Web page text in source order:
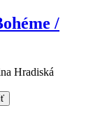
/
Hradiská